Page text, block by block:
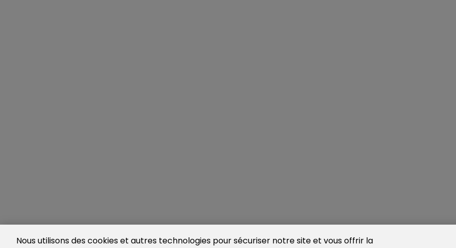
Nous utilisons des cookies et autres technologies pour sécuriser notre site et vous offrir la